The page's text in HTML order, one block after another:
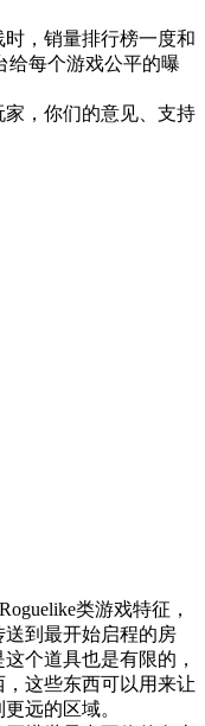
，销量排行榜一度和
给每个游戏公平的曝
，你们的意见、支持
类游戏特征，
到最开始启程的房
个道具也是有限的，
这些东西可以用来让
远的区域。